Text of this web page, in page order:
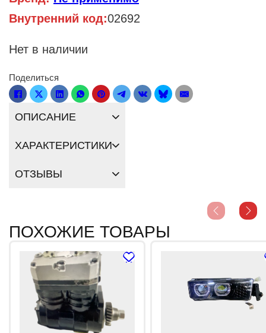
Внутренний код:02692
Нет в наличии
Поделиться
ОПИСАНИЕ
ХАРАКТЕРИСТИКИ
ОТЗЫВЫ
ПОХОЖИЕ ТОВАРЫ